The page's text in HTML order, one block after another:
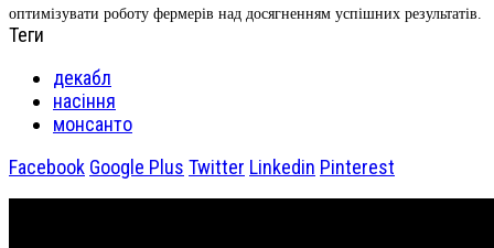
оптимізувати роботу фермерів над досягненням успішних результатів.
Теги
декабл
насіння
монсанто
Facebook Google Plus Twitter Linkedin Pinterest